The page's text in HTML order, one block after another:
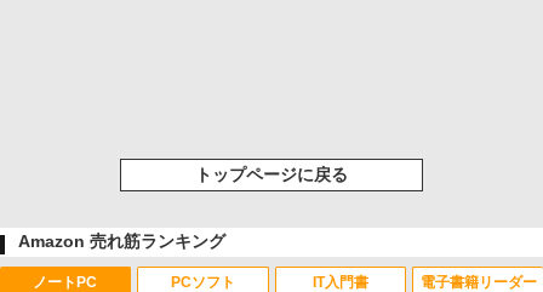
トップページに戻る
Amazon 売れ筋ランキング
ノートPC PCソフト IT入門書 電子書籍リーダー